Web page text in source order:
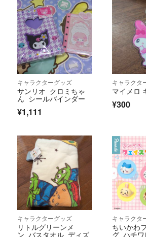
キャラクターグッズ
サンリオ クロミちゃ
ん シールバインダー
¥1,111
キャラクタ
マイメロ
¥300
キャラクターグッズ
リトルグリーンメ
ン バスタオル ディズ
キャラクタ
ちいかわ
グ ハチワ